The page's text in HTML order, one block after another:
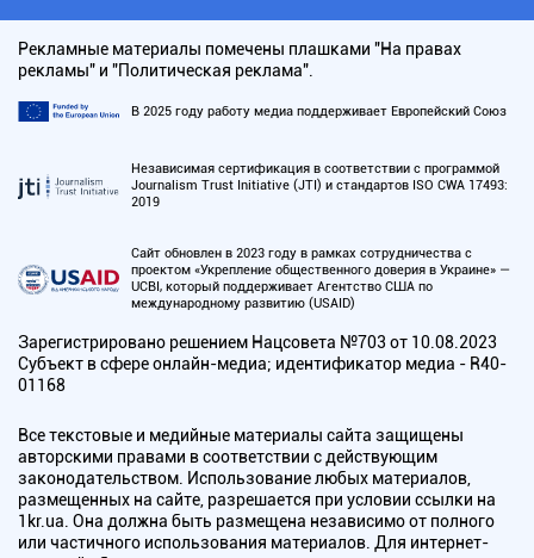
Рекламные материалы помечены плашками "На правах
рекламы" и "Политическая реклама".
В 2025 году работу медиа поддерживает Европейский Союз
Независимая сертификация в соответствии с программой
Journalism Trust Initiative (JTI) и стандартов ISO CWA 17493:
2019
Сайт обновлен в 2023 году в рамках сотрудничества с
проектом «Укрепление общественного доверия в Украине» —
UCBI, который поддерживает Агентство США по
международному развитию (USAID)
Зарегистрировано решением Нацсовета №703 от 10.08.2023
Субъект в сфере онлайн-медиа; идентификатор медиа - R40-
01168
Все текстовые и медийные материалы сайта защищены
авторскими правами в соответствии с действующим
законодательством. Использование любых материалов,
размещенных на сайте, разрешается при условии ссылки на
1kr.ua. Она должна быть размещена независимо от полного
или частичного использования материалов. Для интернет-